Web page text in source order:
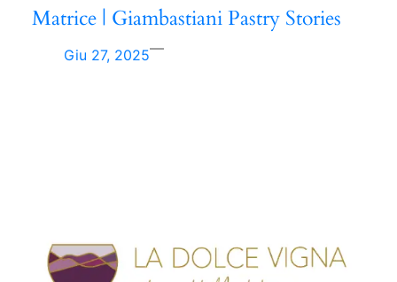
Matrice | Giambastiani Pastry Stories
Giu 27, 2025—